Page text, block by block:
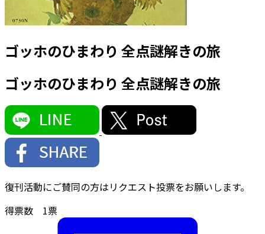
ゴッホのひまわり 全点謎解きの旅
ゴッホのひまわり 全点謎解きの旅
復刊活動にご賛同の方はリクエスト投票をお願いします。
得票数 1票